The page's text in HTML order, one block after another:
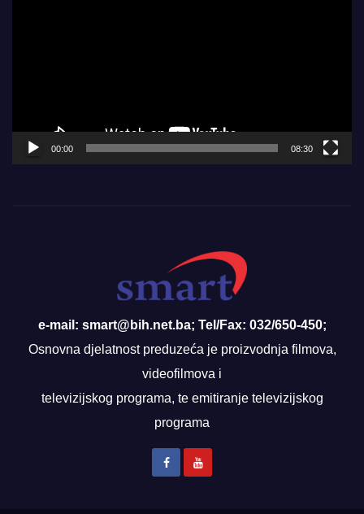
00:00 08:30
e-mail: smart@bih.net.ba; Tel/Fax: 032/650-450;
Osnovna djelatnost preduzeća je proizvodnja filmova,
videofilmova i
televizijskog programa, te emitiranje televizijskog
programa